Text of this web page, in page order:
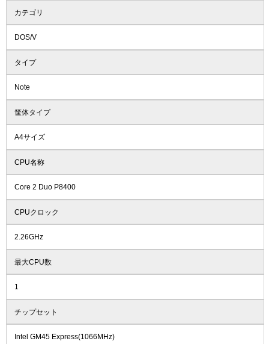
カテゴリ
DOS/V
タイプ
Note
筐体タイプ
A4サイズ
CPU名称
Core 2 Duo P8400
CPUクロック
2.26GHz
最大CPU数
1
チップセット
Intel GM45 Express(1066MHz)